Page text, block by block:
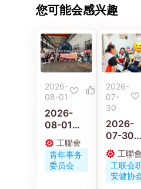
您可能会感兴趣
2026-
08-01
2026-
08-01
工联青年
义工走进
佛山 感受
岭南工艺
工聯會
青年事务
委员会
2026-
07-
30
2026-
07-30
工联职安
健协会
同区议
古伟冰
工聯會
工联会
安健协